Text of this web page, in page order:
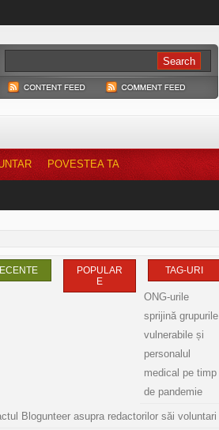
POVESTEA TA
POPULAR
E
TAG-URI
ONG-urile
sprijină grupurile
vulnerabile și
personalul
medical pe timp
de pandemie
Blogunteer asupra redactorilor săi voluntari